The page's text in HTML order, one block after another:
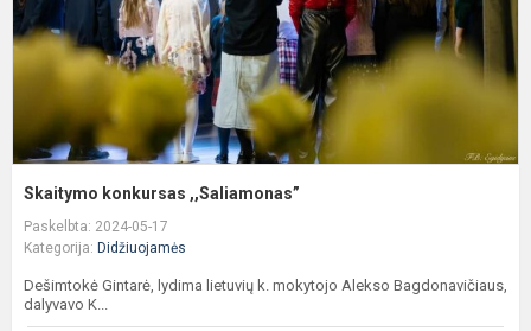
Skaitymo konkursas ,,Saliamonas”
Paskelbta: 2024-05-17
Kategorija: Didžiuojamės
Dešimtokė Gintarė, lydima lietuvių k. mokytojo Alekso Bagdonavičiaus,
dalyvavo K...